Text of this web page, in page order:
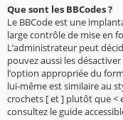
Que sont les BBCodes ?
Le BBCode est une
large contrôle de mise en
L’administrateur peut
pouvez aussi les
l’option appropriée du
lui-même est similaire au
crochets [ et ] plutôt que <
consultez le guide